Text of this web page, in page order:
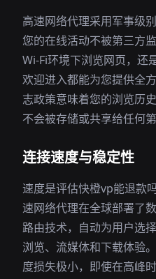
高速网络代理采用军事级
您的在线活动不被第三方
Wi-Fi环境下浏览网页，还
欢迎进入都能为您提供全
志政策意味着您的浏览历
不会被存储或共享给任何第
连接速度与稳定性
速度是评估快橙vp能退款
速网络代理在全球部署了
路由技术，自动为用户选
浏览、流媒体和下载体验
度损失极小，即使在高峰